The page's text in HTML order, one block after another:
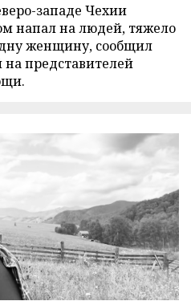
западе Чехии
напал на людей, тяжело
женщину, сообщил
на представителей